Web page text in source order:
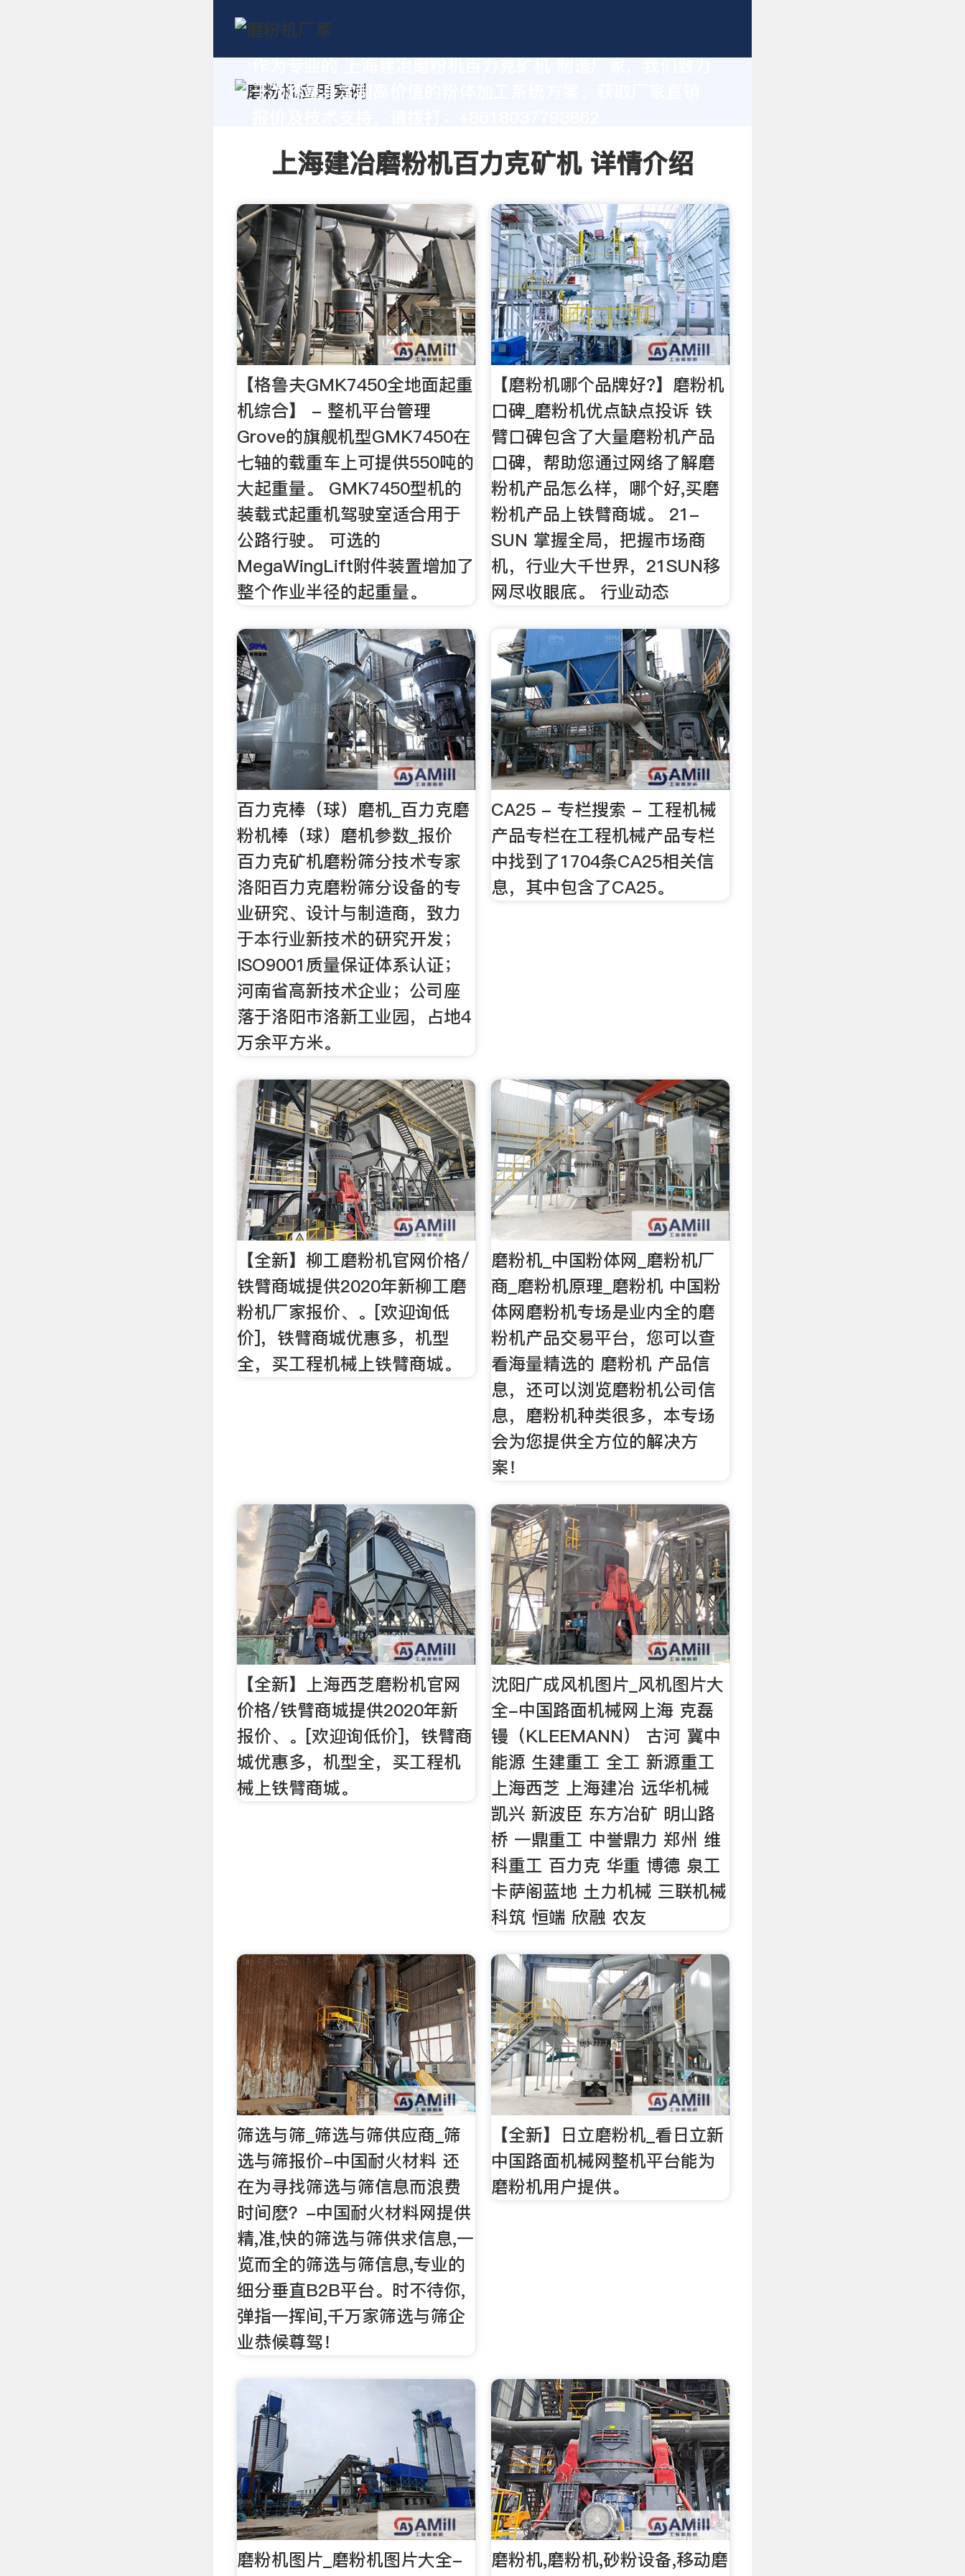
于为您量身定制高价值的粉体加工系统方案。获取厂家直销
上海建冶磨粉机百力克矿机 详情介绍
【格鲁夫GMK7450全地面起重
机综合】 - 整机平台管理
Grove的旗舰机型GMK7450在
七轴的载重车上可提供550吨的
大起重量。 GMK7450型机的
装载式起重机驾驶室适合用于
公路行驶。 可选的
MegaWingLift附件装置增加了
整个作业半径的起重量。
【磨粉机哪个品牌好?】磨粉机
口碑_磨粉机优点缺点投诉 铁
臂口碑包含了大量磨粉机产品
口碑，帮助您通过网络了解磨
粉机产品怎么样，哪个好,买磨
粉机产品上铁臂商城。 21-
SUN 掌握全局，把握市场商
机，行业大千世界，21SUN移
网尽收眼底。 行业动态
百力克棒（球）磨机_百力克磨
粉机棒（球）磨机参数_报价
百力克矿机磨粉筛分技术专家
洛阳百力克磨粉筛分设备的专
业研究、设计与制造商，致力
于本行业新技术的研究开发；
ISO9001质量保证体系认证；
河南省高新技术企业；公司座
落于洛阳市洛新工业园，占地4
万余平方米。
CA25 - 专栏搜索 - 工程机械
产品专栏在工程机械产品专栏
中找到了1704条CA25相关信
息，其中包含了CA25。
【全新】柳工磨粉机官网价格/
铁臂商城提供2020年新柳工磨
粉机厂家报价、。[欢迎询低
价]，铁臂商城优惠多，机型
全，买工程机械上铁臂商城。
磨粉机_中国粉体网_磨粉机厂
商_磨粉机原理_磨粉机 中国粉
体网磨粉机专场是业内全的磨
粉机产品交易平台，您可以查
看海量精选的 磨粉机 产品信
息，还可以浏览磨粉机公司信
息，磨粉机种类很多，本专场
会为您提供全方位的解决方
案！
【全新】上海西芝磨粉机官网
价格/铁臂商城提供2020年新
报价、。[欢迎询低价]，铁臂商
城优惠多，机型全，买工程机
械上铁臂商城。
沈阳广成风机图片_风机图片大
全-中国路面机械网上海 克磊
镘（KLEEMANN） 古河 冀中
能源 生建重工 全工 新源重工
上海西芝 上海建冶 远华机械
凯兴 新波臣 东方冶矿 明山路
桥 一鼎重工 中誉鼎力 郑州 维
科重工 百力克 华重 博德 泉工
卡萨阁蓝地 土力机械 三联机械
科筑 恒端 欣融 农友
筛选与筛_筛选与筛供应商_筛
选与筛报价-中国耐火材料 还
在为寻找筛选与筛信息而浪费
时间麽？-中国耐火材料网提供
精,准,快的筛选与筛供求信息,一
览而全的筛选与筛信息,专业的
细分垂直B2B平台。时不待你,
弹指一挥间,千万家筛选与筛企
业恭候尊驾！
【全新】日立磨粉机_看日立新
中国路面机械网整机平台能为
磨粉机用户提供。
磨粉机图片_磨粉机图片大全-
磨粉机,磨粉机,砂粉设备,移动磨